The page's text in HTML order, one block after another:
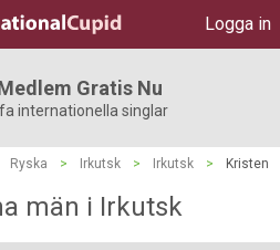
Logga in
Gratis Nu
internationella singlar
Ryska > Irkutsk > Irkutsk > Kristen
män i Irkutsk